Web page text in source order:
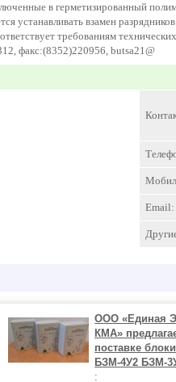
в герметизированный
устанавливать взамен
требованиям
факс:(8352)220956, butsa21@
Email:
ООО «Единая
КМА»
поставке
БЗМ-4У2 БЗМ-
: